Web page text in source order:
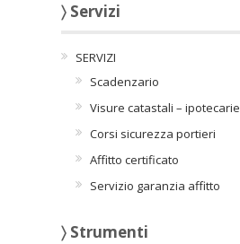
〉 Servizi
SERVIZI
Scadenzario
Visure catastali – ipotecarie
Corsi sicurezza portieri
Affitto certificato
Servizio garanzia affitto
〉 Strumenti